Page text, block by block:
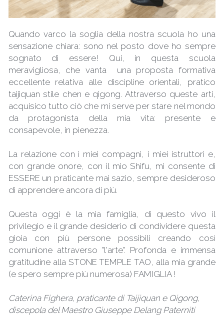
Quando varco la soglia della nostra scuola ho una
sensazione chiara: sono nel posto dove ho sempre
sognato di essere! Qui, in questa scuola
meravigliosa, che vanta  una proposta formativa
eccellente relativa alle discipline orientali, pratico
taijiquan stile chen e qigong. Attraverso queste arti,
acquisico tutto ciò che mi serve per stare nel mondo
da protagonista della mia vita: presente e
consapevole, in pienezza.
La relazione con i miei compagni, i miei istruttori e,
con grande onore, con il mio Shifu, mi consente di
ESSERE un praticante mai sazio, sempre desideroso
di apprendere ancora di più.
Questa oggi è la mia famiglia, di questo vivo il
privilegio e il grande desiderio di condividere questa
gioia con più persone possibili creando così
comunione attraverso "l'arte". Profonda e immensa
gratitudine alla STONE TEMPLE TAO, alla mia grande
(e spero sempre più numerosa) FAMIGLIA !
Caterina Fighera, praticante di Taijiquan e Qigong,
discepola del Maestro Giuseppe Delang Paterniti